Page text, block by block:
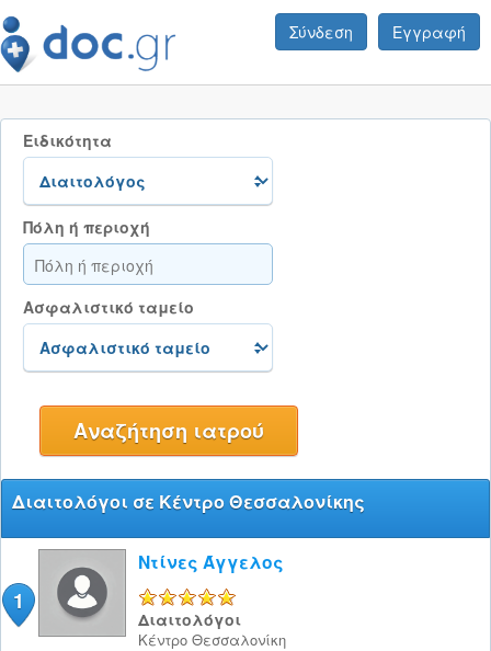
Σύνδεση Εγγραφή
Ειδικότητα
Πόλη ή περιοχή
Ασφαλιστικό ταμείο
Διαιτολόγοι σε Κέντρο Θεσσαλονίκης
1
Ντίνες Άγγελος
Διαιτολόγοι
Κέντρο Θεσσαλονίκη